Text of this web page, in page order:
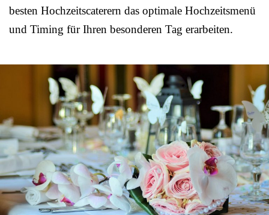
besten Hochzeitscaterern das optimale Hochzeitsmenü
und Timing für Ihren besonderen Tag erarbeiten.